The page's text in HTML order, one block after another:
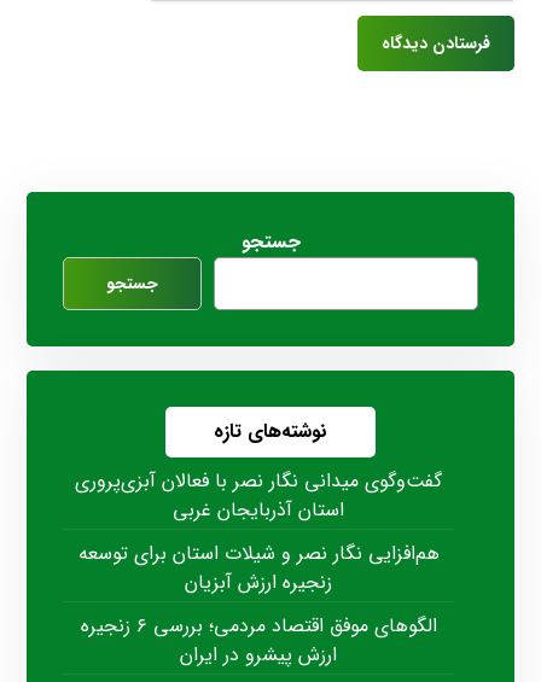
جستجو
جستجو
نوشته‌های تازه
گفت‌وگوی میدانی نگار نصر با فعالان آبزی‌پروری
استان آذربایجان غربی
هم‌افزایی نگار نصر و شیلات استان برای توسعه
زنجیره ارزش آبزیان
الگوهای موفق اقتصاد مردمی؛ بررسی ۶ زنجیره
ارزش پیشرو در ایران